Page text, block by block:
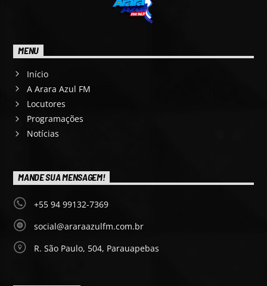
MENU
Início
A Arara Azul FM
Locutores
Programações
Notícias
MANDE SUA MENSAGEM!
+55 94 99132-7369
social@araraazulfm.com.br
R. São Paulo, 504, Parauapebas